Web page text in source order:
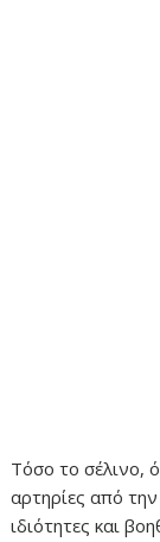
Τόσο το σέλινο,
αρτηρίες από
ιδιότητες και